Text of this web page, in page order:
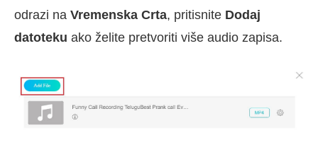
odrazi na Vremenska Crta, pritisnite Dodaj
datoteku ako želite pretvoriti više audio zapisa.